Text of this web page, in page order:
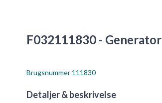
F032111830 - Generator
Brugsnummer 111830
Detaljer & beskrivelse